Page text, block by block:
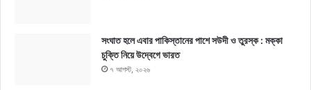
সংঘাত হলে এবার পাকিস্তানের পাশে সউদী ও তুরস্ক : মক্কা
চুক্তি নিয়ে উদ্বেগে ভারত
৭ আগস্ট, ২০২৬